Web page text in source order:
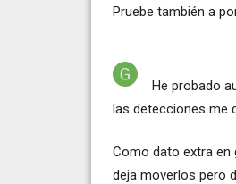
Pruebe también a
He probado
las detecciones me
Como dato extra en
deja moverlos pero